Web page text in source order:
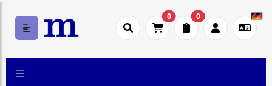
0 0